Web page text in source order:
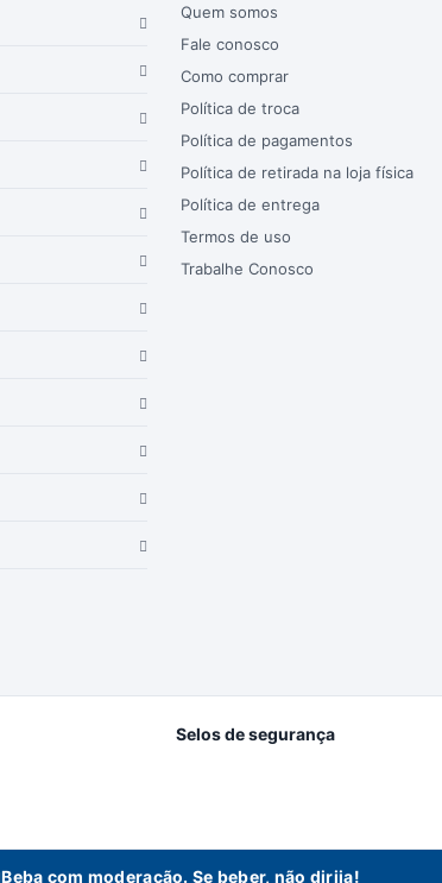
Quem somos
Fale conosco
Como comprar
Política de troca
Política de pagamentos
Política de retirada na loja física
Política de entrega
Termos de uso
Trabalhe Conosco
Selos de segurança
Beba com moderação. Se beber, não dirija!